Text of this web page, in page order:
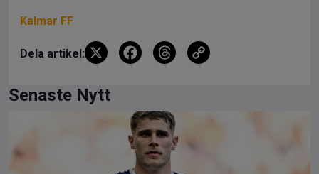
Kalmar FF
Dela artikel: X
F
b
o
o
T
d
s
Li
Senaste Nytt